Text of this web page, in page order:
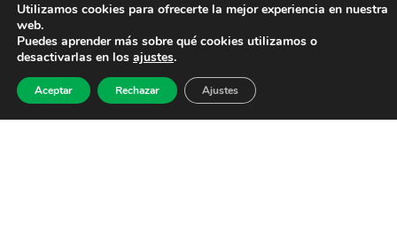
Utilizamos cookies para ofrecerte la mejor experiencia en nuestra
web.
Puedes aprender más sobre qué cookies utilizamos o
desactivarlas en los ajustes.
Aceptar Rechazar Ajustes